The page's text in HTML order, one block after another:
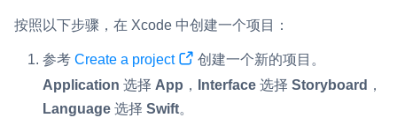
按照以下步骤，在 Xcode 中创建一个项目：
参考 Create a project
创建一个新的项目。
Application 选择 App ， Interface 选择 Storyboard ，
Language 选择 Swift。